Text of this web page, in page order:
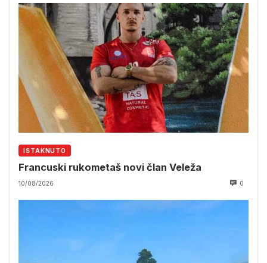
ISTAKNUTO
Francuski rukometaš novi član Veleža
10/08/2026 0